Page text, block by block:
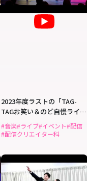
2023年度ラストの「TAG-
TAGお笑い＆のど自慢ライ
ブ」
#音楽#ライブ#イベント#配信
#配信クリエイター科